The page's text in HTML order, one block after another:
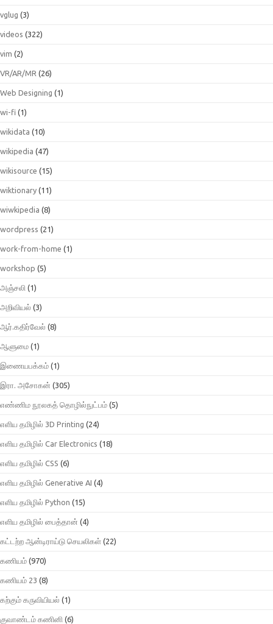
vglug (3)
videos (322)
vim (2)
VR/AR/MR (26)
Web Designing (1)
wi-fi (1)
wikidata (10)
wikipedia (47)
wikisource (15)
wiktionary (11)
wiwkipedia (8)
wordpress (21)
work-from-home (1)
workshop (5)
அஞ்சலி (1)
அறிவியல் (3)
ஆர்.கதிர்வேல் (8)
ஆளுமை (1)
இணையபக்கம் (1)
இரா. அசோகன் (305)
எண்ணிம நூலகத் தொழில்நுட்பம் (5)
எளிய தமிழில் 3D Printing (24)
எளிய தமிழில் Car Electronics (18)
எளிய தமிழில் CSS (6)
எளிய தமிழில் Generative AI (4)
எளிய தமிழில் Python (15)
எளிய தமிழில் பைத்தான் (4)
கட்டற்ற ஆன்டிராய்டு செயலிகள் (22)
கணியம் (970)
கணியம் 23 (8)
கற்கும் கருவியியல் (1)
குவாண்டம் கணினி (6)